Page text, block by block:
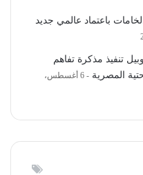
باعتماد عالمي جديد
تنفيذ مذكرة تفاهم
المصرية
6 أغسطس،